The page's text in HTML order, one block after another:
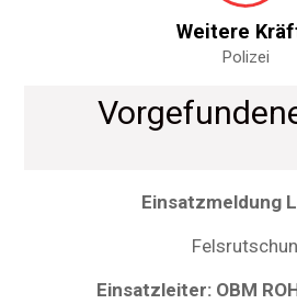
Weitere
Polizei
Einsatzmeldung
Einsatzleiter: OBM